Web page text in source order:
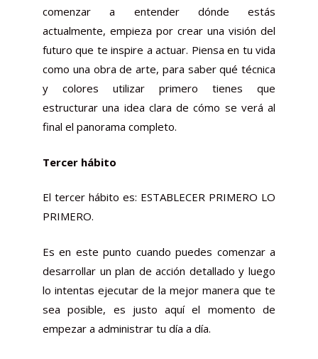
comenzar a entender dónde estás
actualmente, empieza por crear una visión del
futuro que te inspire a actuar. Piensa en tu vida
como una obra de arte, para saber qué técnica
y colores utilizar primero tienes que
estructurar una idea clara de cómo se verá al
final el panorama completo.
Tercer hábito
El tercer hábito es: ESTABLECER PRIMERO LO
PRIMERO.
Es en este punto cuando puedes comenzar a
desarrollar un plan de acción detallado y luego
lo intentas ejecutar de la mejor manera que te
sea posible, es justo aquí el momento de
empezar a administrar tu día a día.